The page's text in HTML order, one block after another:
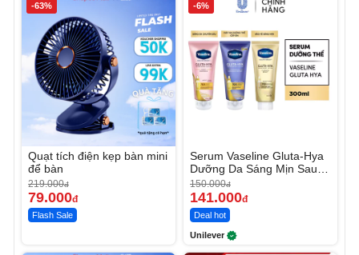
-63%
Quạt tích điện kẹp bàn mini
để bàn
219.000đ
79.000đ
Flash Sale
-6%
Serum Vaseline Gluta-Hya
Dưỡng Da Sáng Mịn Sau 7
Ngày
150.000đ
141.000đ
Deal hot
Unilever